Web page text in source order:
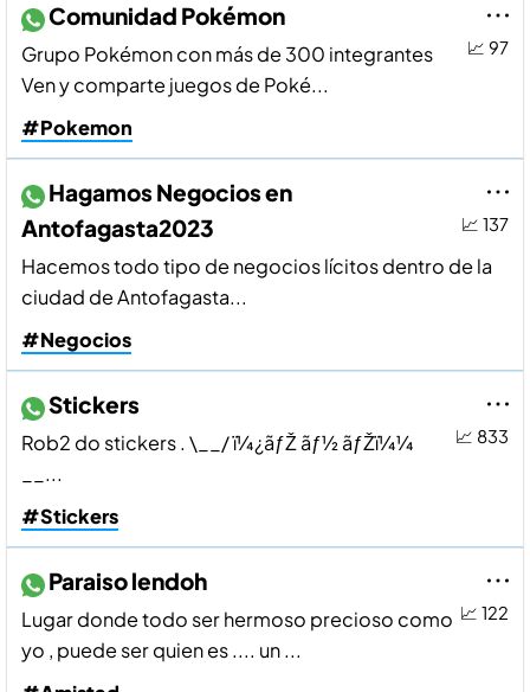
📈 97
Comunidad Pokémon
Grupo Pokémon con más de 300 integrantes
Ven y comparte juegos de Poké...
#Pokemon
📈 137
Hagamos Negocios en
Antofagasta2023
Hacemos todo tipo de negocios lí­citos dentro de la
ciudad de Antofagasta...
#Negocios
📈 833
Stickers
Rob2 do stickers . \__/ ï¼¿ãƒŽ ãƒ½ ãƒŽï¼¼
__...
#Stickers
📈 122
Paraiso lendoh
Lugar donde todo ser hermoso precioso como
yo , puede ser quien es .... un ...